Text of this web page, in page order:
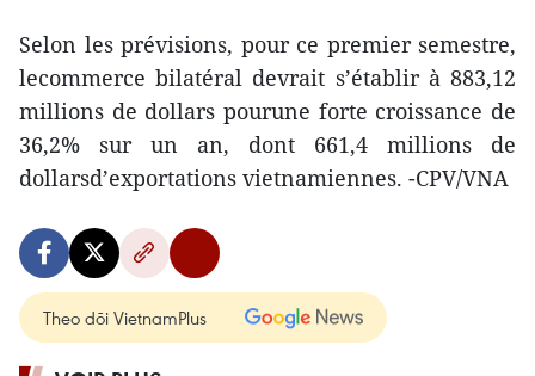
Selon les prévisions, pour ce premier semestre,
lecommerce bilatéral devrait s’établir à 883,12
millions de dollars pourune forte croissance de
36,2% sur un an, dont 661,4 millions de
dollarsd’exportations vietnamiennes. -CPV/VNA
Theo dõi VietnamPlus